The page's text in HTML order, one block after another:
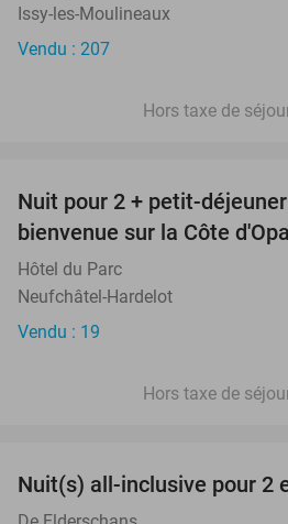
Issy-les-Moulineaux
Vendu : 207
Hors taxe de
Nuit pour 2 + petit-
bienvenue sur la Côte
Hôtel du Parc
Neufchâtel-Hardelot
Vendu : 19
Hors taxe de
Nuit(s) all-inclusive pour 2